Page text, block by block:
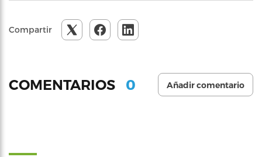
Compartir
COMENTARIOS 0 Añadir comentario